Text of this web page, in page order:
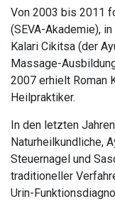
Von 2003 bis 2011
(SEVA-Akademie),
Kalari Cikitsa (der
Massage-
2007 erhielt Roman
Heilpraktiker.
In den letzten
Naturheilkundliche,
Steuernagel und
traditioneller
Urin-